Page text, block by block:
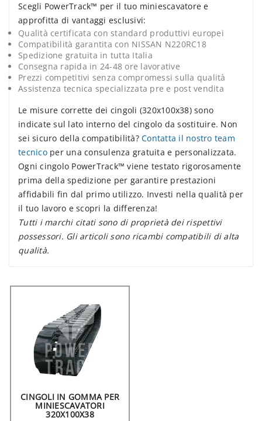
Scegli PowerTrack™ per il tuo miniescavatore e
approfitta di vantaggi esclusivi:
Qualità certificata con standard produttivi europei
Compatibilità garantita con NISSAN N220RC18
Spedizione gratuita in tutta Italia
Consegna rapida in 24-48 ore lavorative
Prezzi competitivi senza compromessi sulla qualità
Assistenza tecnica specializzata pre e post vendita
Le misure corrette dei cingoli (320x100x38) sono
indicate sul lato interno del cingolo da sostituire. Non
sei sicuro della compatibilità? Contatta il nostro team
tecnicoper una consulenza gratuita e personalizzata.
Ogni cingolo PowerTrack™ viene testato rigorosamente
prima della spedizione per garantire prestazioni
affidabili fin dal primo utilizzo. Investi nella qualità per
il tuo lavoro e scopri la differenza!
Tutti i marchi citati sono di proprietà dei rispettivi
possessori. Gli articoli sono ricambi compatibili di alta
qualità.
CINGOLI IN GOMMA PER
MINIESCAVATORI
320X100X38